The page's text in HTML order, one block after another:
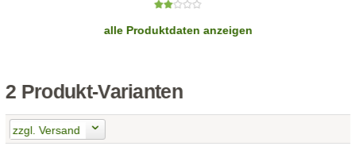
alle Produktdaten anzeigen
2 Produkt-Varianten
zzgl. Versand